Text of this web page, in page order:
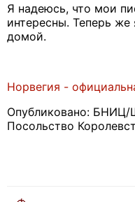
Я надеюсь, что мои
интересны. Теперь
домой.
Норвегия -
Опубликовано: БНИЦ/
Посольство